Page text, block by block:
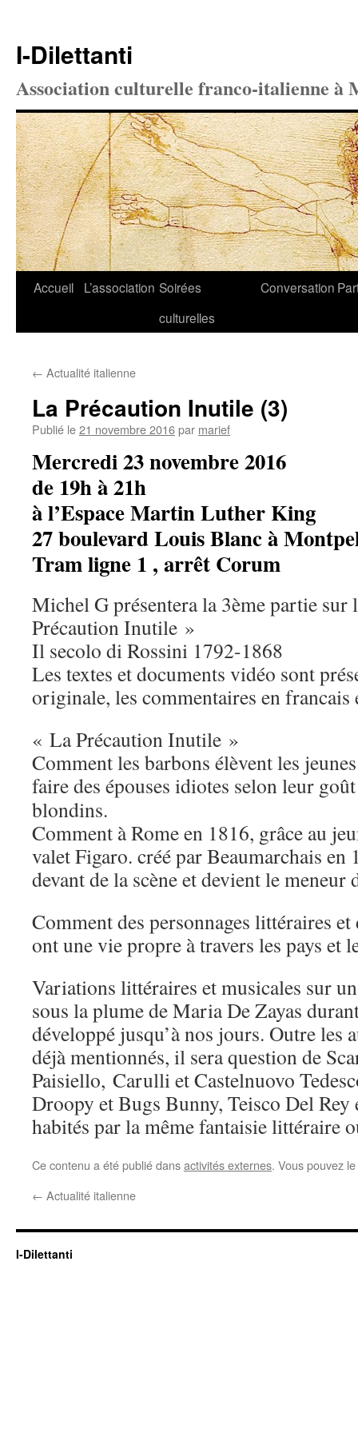
I-Dilettanti
Association culturelle franco-italienne à
Aller
Accueil L’association Soirées
culturelles
Conversation
← Actualité italienne
La Précaution Inutile (3)
Publié le21 novembre 2016par marief
Mercredi 23 novembre 2016
de 19h à 21h
à l’Espace Martin Luther King
27 boulevard Louis Blanc à
Tram ligne 1 , arrêt Corum
Michel G présentera la 3ème partie sur
Précaution Inutile »
Il secolo di Rossini 1792-1868
Les textes et documents vidéo sont
originale, les commentaires en francais
« La Précaution Inutile »
Comment les barbons élèvent les
fairedes épouses idiotes selon leur
blondins.
Comment à Rome en 1816, grâce au
valet Figaro. créé par Beaumarchais en
devant de la scène et devient le meneur
Comment des personnages littéraires
ont une vie propre à travers les pays et
Variations littéraires et musicales sur
sous la plume de Maria De Zayas
développé jusqu’à nos jours. Outre les
déjà mentionnés, il sera question de
Paisiello, Carulli et Castelnuovo
Droopy et Bugs Bunny, Teisco Del Rey
habités par la même fantaisie littéraire
Ce contenu a été publié dansactivités externes. Vous pouvez
← Actualité italienne
I-Dilettanti